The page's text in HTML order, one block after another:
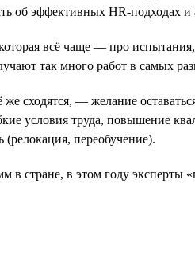
об эффективных HR-подходах и
всё чаще — про
так много работ в самых
сходятся, — желание
условия труда, повышение
переобучение).
стране, в этом году эксперты